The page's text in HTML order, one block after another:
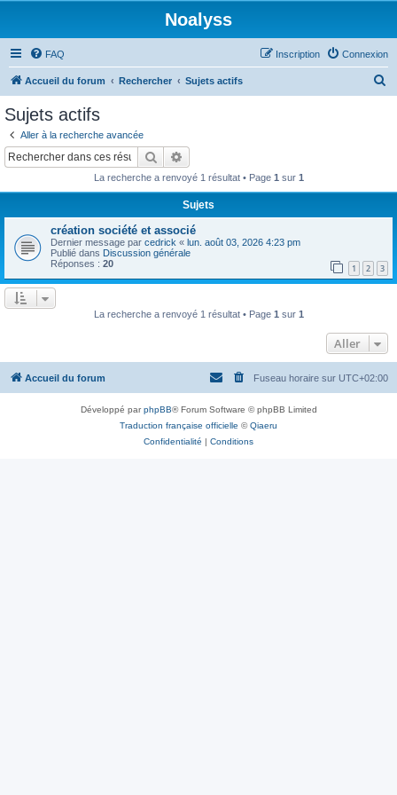
Noalyss
FAQ Connexion
Inscription
Accueil du forum Rechercher Sujets actifs
Sujets actifs
Aller à la recherche avancée
Rechercher
La recherche a renvoyé 1 résultat • Page 1 sur 1
Sujets
création société et associé
Dernier message par cedrick « lun. août 03, 2026 4:23 pm
Publié dans Discussion générale
Réponses : 20 1 2 3
La recherche a renvoyé 1 résultat • Page 1 sur 1
Aller
Accueil du forum Fuseau horaire sur UTC+02:00
Développé parphpBB® Forum Software © phpBB Limited
Traduction française officielle ©Qiaeru
Confidentialité | Conditions